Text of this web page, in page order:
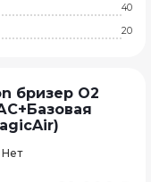
40
20
бризер О2
Нет